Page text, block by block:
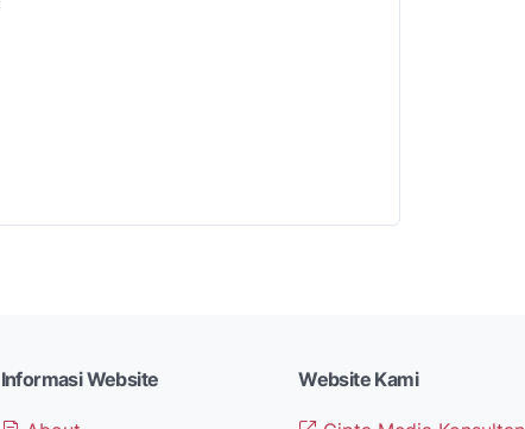
Informasi Website Website Kami